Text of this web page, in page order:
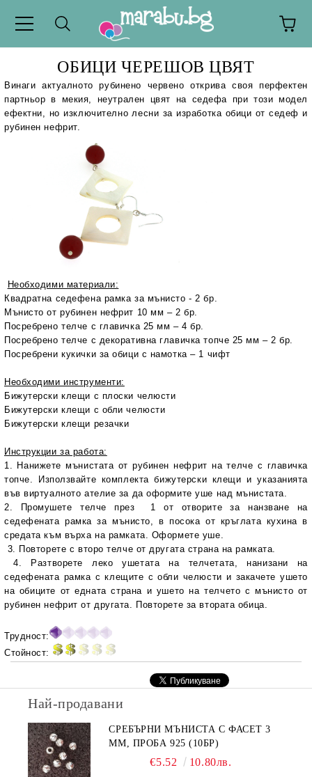
ОБИЦИ ЧЕРЕШОВ ЦВЯТ
Винаги актуалното рубинено червено открива своя перфектен
партньор в мекия, неутрален цвят на седефа при този модел
ефектни, но изключително лесни за изработка обици от седеф и
рубинен нефрит.
Необходими материали:
Квадратна седефена рамка за мънисто - 2 бр.
Мънисто от рубинен нефрит 10 мм – 2 бр.
Посребрено телче с главичка 25 мм – 4 бр.
Посребрено телче с декоративна главичка топче 25 мм – 2 бр.
Посребрени кукички за обици с намотка – 1 чифт
Необходими инструменти:
Бижутерски клещи с плоски челюсти
Бижутерски клещи с обли челюсти
Бижутерски клещи резачки
Инструкции за работа:
1. Нанижете мънистата от рубинен нефрит на телче с главичка
топче. Използвайте комплекта бижутерски клещи и указанията
във виртуалното ателие за да оформите уше над мънистата.
2. Промушете телче през 1 от отворите за нанзване на
седефената рамка за мънисто, в посока от кръглата кухина в
средата към върха на рамката. Оформете уше.
3. Повторете с второ телче от другата страна на рамката.
4. Разтворете леко ушетата на телчетата, нанизани на
седефената рамка с клещите с обли челюсти и закачете ушето
на обиците от едната страна и ушето на телчето с мънисто от
рубинен нефрит от другата. Повторете за втората обица.
Трудност:
Стойност:
Най-продавани
СРЕБЪРНИ МЪНИСТА С ФАСЕТ 3
ММ, ПРОБА 925 (10БР)
€5.52 10.80лв.